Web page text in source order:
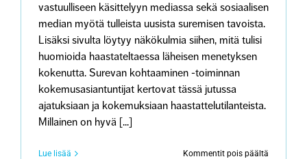
vastuulliseen käsittelyyn mediassa sekä sosiaalisen
median myötä tulleista uusista suremisen tavoista.
Lisäksi sivulta löytyy näkökulmia siihen, mitä tulisi
huomioida haastateltaessa läheisen menetyksen
kokenutta. Surevan kohtaaminen -toiminnan
kokemusasiantuntijat kertovat tässä jutussa
ajatuksiaan ja kokemuksiaan haastattelutilanteista.
Millainen on hyvä [...]
Lue lisää Kommentit pois päältä